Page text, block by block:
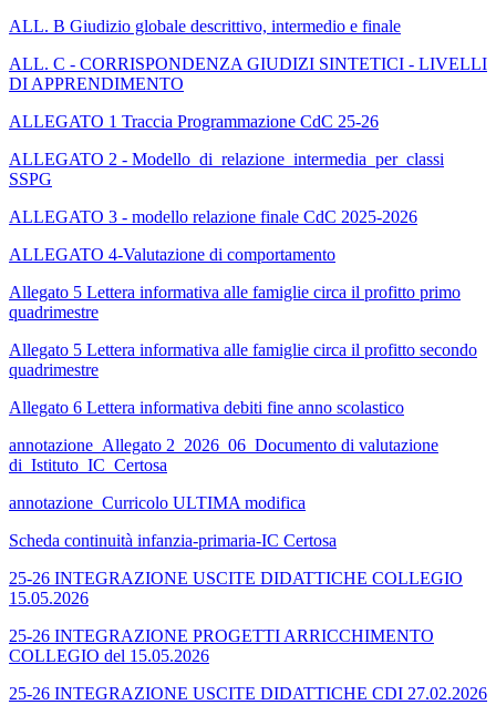
ALL. B Giudizio globale descrittivo, intermedio e finale
ALL. C - CORRISPONDENZA GIUDIZI SINTETICI - LIVELLI
DI APPRENDIMENTO
ALLEGATO 1 Traccia Programmazione CdC 25-26
ALLEGATO 2 - Modello_di_relazione_intermedia_per_classi
SSPG
ALLEGATO 3 - modello relazione finale CdC 2025-2026
ALLEGATO 4-Valutazione di comportamento
Allegato 5 Lettera informativa alle famiglie circa il profitto primo
quadrimestre
Allegato 5 Lettera informativa alle famiglie circa il profitto secondo
quadrimestre
Allegato 6 Lettera informativa debiti fine anno scolastico
annotazione_Allegato 2_2026_06_Documento di valutazione
di_Istituto_IC_Certosa
annotazione_Curricolo ULTIMA modifica
Scheda continuità infanzia-primaria-IC Certosa
25-26 INTEGRAZIONE USCITE DIDATTICHE COLLEGIO
15.05.2026
25-26 INTEGRAZIONE PROGETTI ARRICCHIMENTO
COLLEGIO del 15.05.2026
25-26 INTEGRAZIONE USCITE DIDATTICHE CDI 27.02.2026